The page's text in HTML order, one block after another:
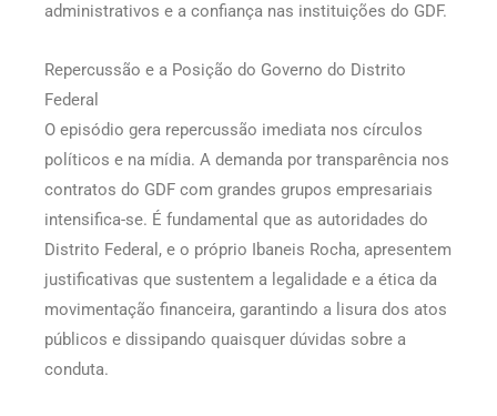
administrativos e a confiança nas instituições do GDF.
Repercussão e a Posição do Governo do Distrito
Federal
O episódio gera repercussão imediata nos círculos
políticos e na mídia. A demanda por transparência nos
contratos do GDF com grandes grupos empresariais
intensifica-se. É fundamental que as autoridades do
Distrito Federal, e o próprio Ibaneis Rocha, apresentem
justificativas que sustentem a legalidade e a ética da
movimentação financeira, garantindo a lisura dos atos
públicos e dissipando quaisquer dúvidas sobre a
conduta.